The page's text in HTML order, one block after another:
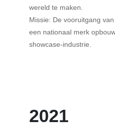
wereld te maken.
Missie: De vooruitgang
een nationaal merk
showcase-industrie.
2021